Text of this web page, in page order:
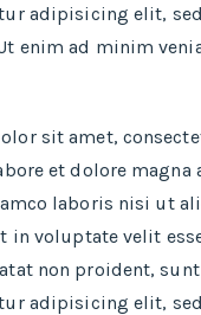
adipisicing elit,
enim ad minim
sit amet,
et dolore magna
laboris nisi ut
in voluptate velit
non proident,
adipisicing elit,